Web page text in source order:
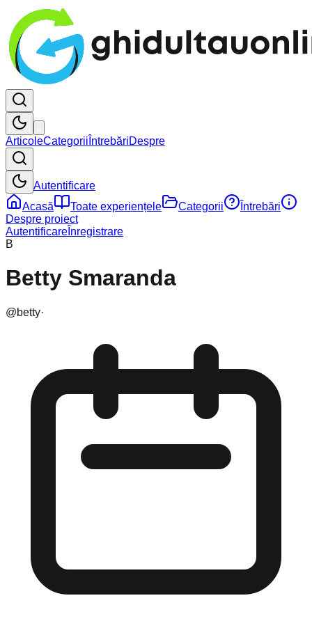
ArticoleCategorii ÎntrebăriDespre
Autentificare
Acasă
Toate experiențele Categorii
Întrebări
Despre proiect
Autentificare Înregistrare
B
Betty Smaranda
@betty·